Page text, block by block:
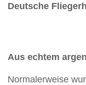
Deutsche
Aus echtem
Normalerweise